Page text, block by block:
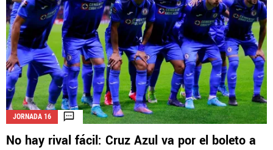
FEMENIL
FUERZAS BÁSICAS
MERCADO DE FICHAJES
OPINIÓN
JORNADA 16
No hay rival fácil: Cruz Azul va por el boleto a